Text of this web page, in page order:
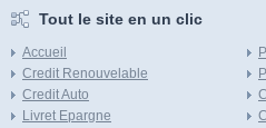
Tout le site en un clic
Accueil
Credit Renouvelable
Credit Auto
Livret Epargne